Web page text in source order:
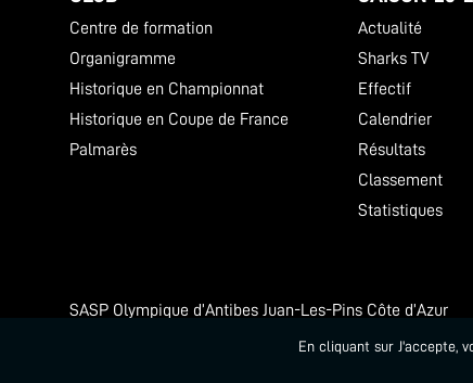
Centre de formation
Organigramme
Historique en Championnat
Historique en Coupe de France
Palmarès
Actualité
Sharks TV
Effectif
Calendrier
Résultats
Classement
Statistiques
SASP Olympique d’Antibes Juan-Les-Pins Côte d’Azur
En cliquant sur J'accepte,